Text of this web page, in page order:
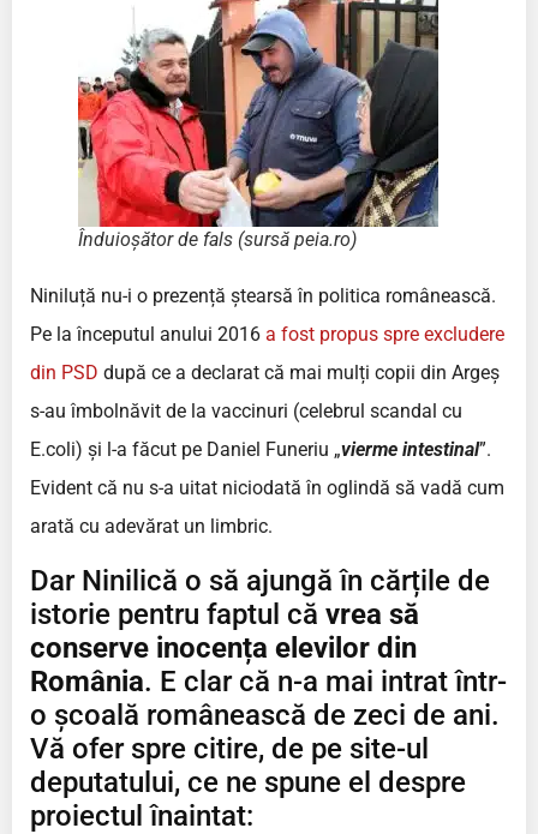
Înduioșător de fals (sursă peia.ro)
Niniluță nu-i o prezență ștearsă în politica românească.
Pe la începutul anului 2016 a fost propus spre excludere
din PSD după ce a declarat că mai mulți copii din Argeș
s-au îmbolnăvit de la vaccinuri (celebrul scandal cu
E.coli) și l-a făcut pe Daniel Funeriu „vierme intestinal”.
Evident că nu s-a uitat niciodată în oglindă să vadă cum
arată cu adevărat un limbric.
Dar Ninilică o să ajungă în cărțile de
istorie pentru faptul că vrea să
conserve inocența elevilor din
România. E clar că n-a mai intrat într-
o școală românească de zeci de ani.
Vă ofer spre citire, de pe site-ul
deputatului, ce ne spune el despre
proiectul înaintat: